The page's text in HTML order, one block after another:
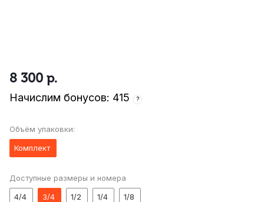
8 300 р.
Начислим бонусов: 415 ?
Объём упаковки:
Комплект
Доступные размеры и номера
4/4
3/4 1/2 1/4 1/8